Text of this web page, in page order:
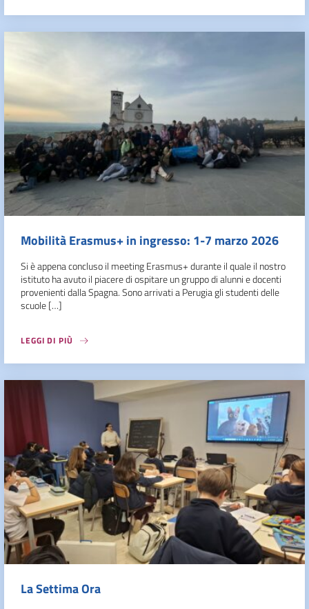
Mobilità Erasmus+ in ingresso: 1-7 marzo 2026
Si è appena concluso il meeting Erasmus+ durante il quale il nostro
istituto ha avuto il piacere di ospitare un gruppo di alunni e docenti
provenienti dalla Spagna. Sono arrivati a Perugia gli studenti delle
scuole […]
LEGGI DI PIÙ
La Settima Ora